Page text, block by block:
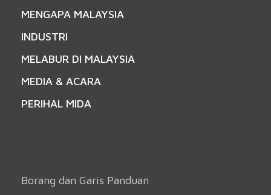
MENGAPA MALAYSIA
INDUSTRI
MELABUR DI MALAYSIA
MEDIA & ACARA
PERIHAL MIDA
Borang dan Garis Panduan